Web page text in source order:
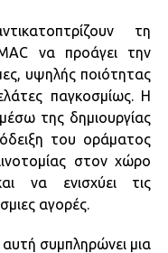
τη
να προάγει την
υψηλής ποιότητας
παγκοσμίως. Η
της δημιουργίας
του οράματος
στον χώρο
να ενισχύει τις
αγορές.
συμπληρώνει μια